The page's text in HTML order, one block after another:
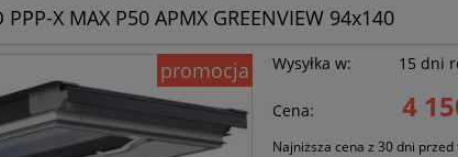
X MAX P50 APMX GREENVIEW 94x140
promocja
Wysyłka w: 15 dni
Cena: 4
Najniższa cena z 30 dni